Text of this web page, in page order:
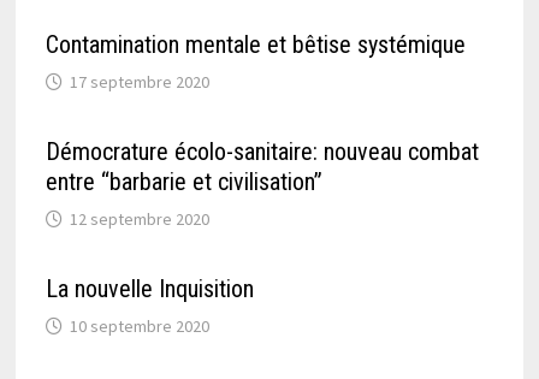
Contamination mentale et bêtise systémique
17 septembre 2020
Démocrature écolo-sanitaire: nouveau combat
entre “barbarie et civilisation”
12 septembre 2020
La nouvelle Inquisition
10 septembre 2020